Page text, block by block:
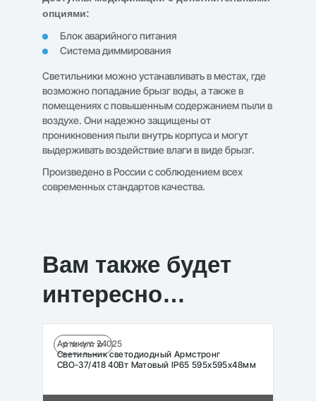
опциями:
Блок аварийного питания
Система диммирования
Светильники можно устанавливать в местах, где
возможно попадание брызг воды, а также в
помещениях с повышенным содержанием пыли в
воздухе. Они надежно защищены от
проникновения пыли внутрь корпуса и могут
выдерживать воздействие влаги в виде брызг.
Произведено в России с соблюдением всех
современных стандартов качества.
Вам также будет
интересно…
☆☆☆☆☆
Артикул:24025
Светильник светодиодный Армстронг
СВО-37/418 40Вт Матовый IP65 595х595х48мм